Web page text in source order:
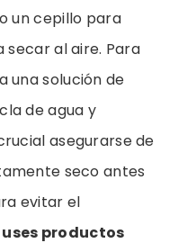
un cepillo para
secar al aire. Para
una solución de
de agua y
asegurarse de
seco antes
evitar el
uses productos